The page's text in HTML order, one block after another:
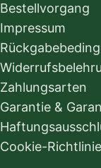
Bestellvorgang
Impressum
Zahlungsarten
Garantie &
Cookie-